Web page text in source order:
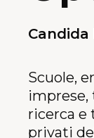
Scuole,
imprese,
ricerca
privati